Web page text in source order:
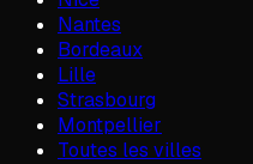
Nantes
Bordeaux
Lille
Strasbourg
Montpellier
Toutes les villes